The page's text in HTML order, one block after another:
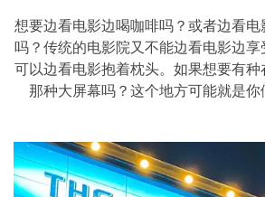
想要边看电影边喝咖啡吗？或者边看
吗？传统的电影院又不能边看电影边
可以边看电影抱着枕头。如果想要有
那种大屏幕吗？这个地方可能就是你